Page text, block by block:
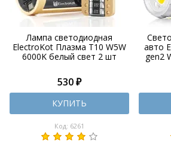
Лампа светодиодная
ElectroKot Плазма T10 W5W
6000K белый свет 2 шт
530 ₽
КУПИТЬ
Код: 6261
авто
gen2